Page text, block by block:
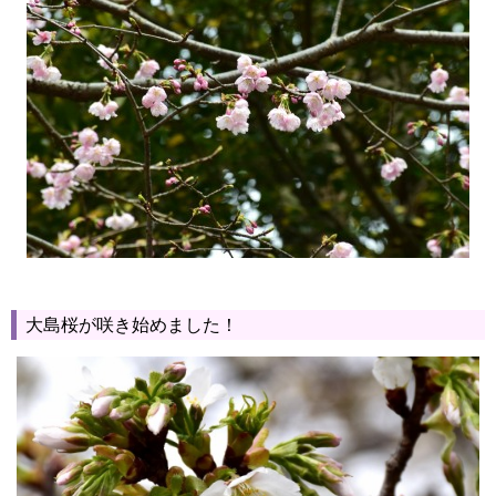
大島桜が咲き始めました！